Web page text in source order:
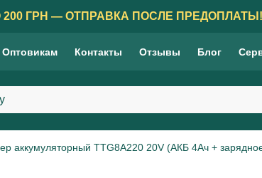
200 ГРН — ОТПРАВКА ПОСЛЕ ПРЕДОПЛАТЫ!
Оптовикам Контакты Отзывы Блог
аккумуляторный TTG8A220 20V (АКБ 4Ач +